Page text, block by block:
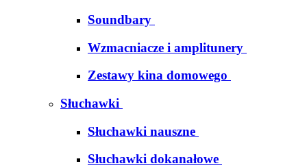
Soundbary
Wzmacniacze i amplitunery
Zestawy kina domowego
Słuchawki
Słuchawki nauszne
Słuchawki dokanałowe